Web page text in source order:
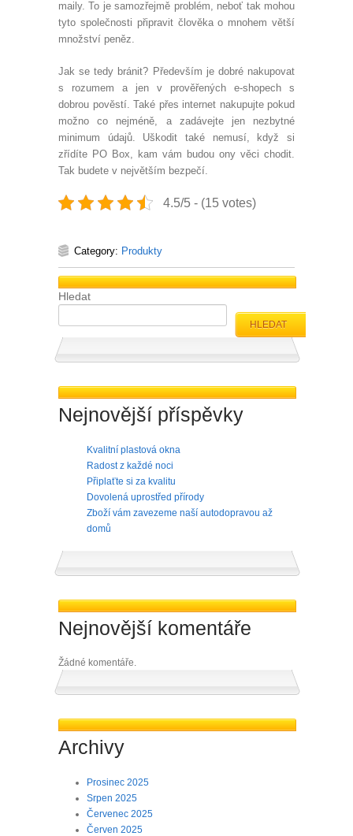
maily. To je samozřejmě problém, neboť tak mohou
tyto společnosti připravit člověka o mnohem větší
množství peněz.
Jak se tedy bránit? Především je dobré nakupovat
s rozumem a jen v prověřených e-shopech s
dobrou pověstí. Také přes internet nakupujte pokud
možno co nejméně, a zadávejte jen nezbytné
minimum údajů. Uškodit také nemusí, když si
zřídíte PO Box, kam vám budou ony věci chodit.
Tak budete v největším bezpečí.
4.5/5 - (15 votes)
Category: Produkty
Hledat
HLEDAT
Nejnovější příspěvky
Kvalitní plastová okna
Radost z každé noci
Připlaťte si za kvalitu
Dovolená uprostřed přírody
Zboží vám zavezeme naší autodopravou až
domů
Nejnovější komentáře
Žádné komentáře.
Archivy
Prosinec 2025
Srpen 2025
Červenec 2025
Červen 2025